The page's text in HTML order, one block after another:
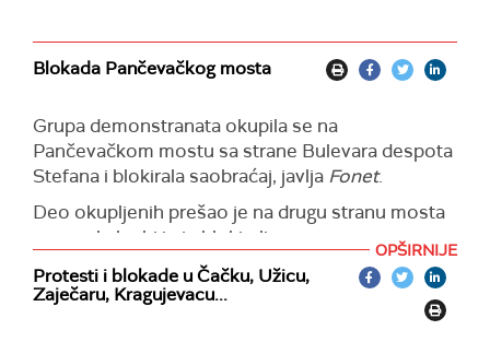
Blokada Pančevačkog mosta
Grupa demonstranata okupila se na
Pančevačkom mostu sa strane Bulevara despota
Stefana i blokirala saobraćaj, javlja Fonet.
Deo okupljenih prešao je na drugu stranu mosta
prema, kako bi i nju blokirali.
OPŠIRNIJE
Protesti i blokade u Čačku, Užicu,
Zaječaru, Kragujevacu...